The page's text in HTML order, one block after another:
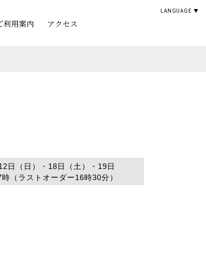
利用案内 アクセス
LANGUAGE
日（日）・18日（土）・19日
（ラストオーダー16時30分）